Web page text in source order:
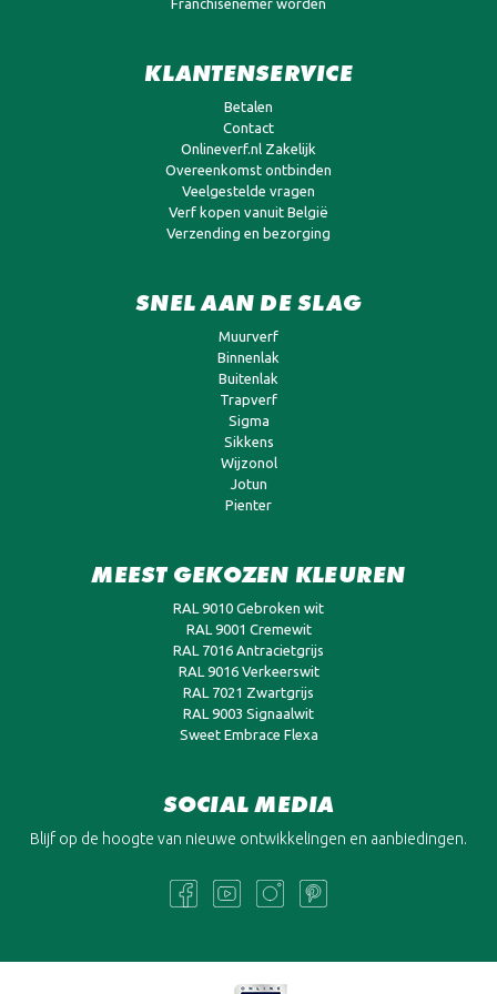
KLANTENSERVICE
Betalen
Contact
Onlineverf.nl Zakelijk
Overeenkomst ontbinden
Veelgestelde vragen
Verf kopen vanuit België
Verzending en bezorging
SNEL AAN DE SLAG
Muurverf
Binnenlak
Buitenlak
Trapverf
Sigma
Sikkens
Wijzonol
Jotun
Pienter
MEEST GEKOZEN KLEUREN
RAL 9010 Gebroken wit
RAL 9001 Cremewit
RAL 7016 Antracietgrijs
RAL 9016 Verkeerswit
RAL 7021 Zwartgrijs
RAL 9003 Signaalwit
Sweet Embrace Flexa
SOCIAL MEDIA
Blijf op de hoogte van nieuwe ontwikkelingen en aanbiedingen.